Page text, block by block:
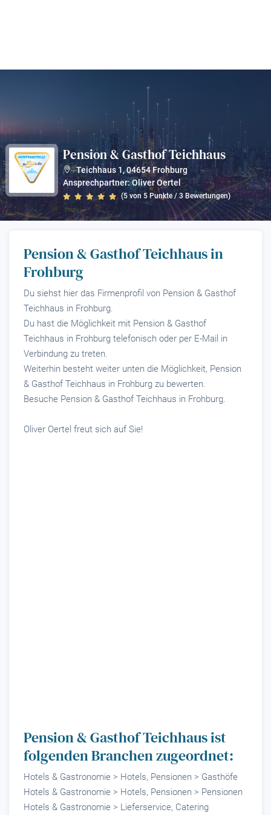
Pension & Gasthof Teichhaus ?
Teichhaus 1,04654Frohburg
Ansprechpartner: Oliver Oertel
(5 von 5 Punkte / 3Bewertungen)
Pension & Gasthof Teichhaus in
Frohburg
Du siehst hier das Firmenprofil von Pension & Gasthof
Teichhaus in Frohburg.
Du hast die Möglichkeit mit Pension & Gasthof
Teichhaus in Frohburg telefonisch oder per E-Mail in
Verbindung zu treten.
Weiterhin besteht weiter unten die Möglichkeit, Pension
& Gasthof Teichhaus in Frohburg zu bewerten.
Besuche Pension & Gasthof Teichhaus in Frohburg.
Oliver Oertel freut sich auf Sie!
Pension & Gasthof Teichhaus ist
folgenden Branchen zugeordnet:
Hotels & Gastronomie > Hotels, Pensionen > Gasthöfe
Hotels & Gastronomie > Hotels, Pensionen > Pensionen
Hotels & Gastronomie > Lieferservice, Catering